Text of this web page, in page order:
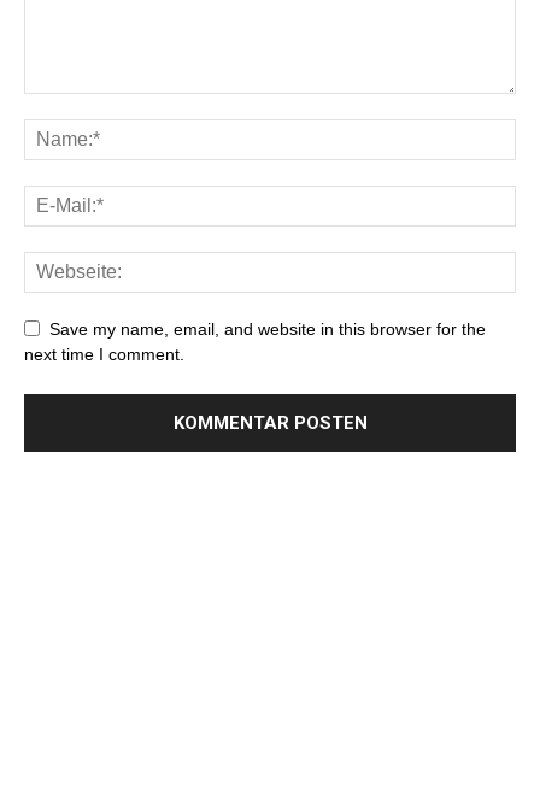
Save my name, email, and website in this browser for the
next time I comment.